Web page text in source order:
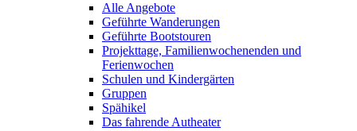
Alle Angebote
Geführte Wanderungen
Geführte Bootstouren
Projekttage, Familienwochenenden und
Ferienwochen
Schulen und Kindergärten
Gruppen
Spähikel
Das fahrende Autheater